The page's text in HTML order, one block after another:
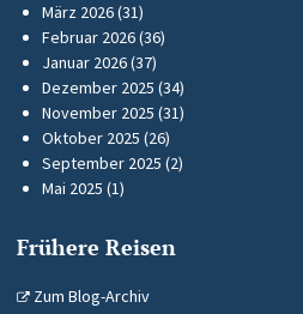
März 2026(31)
Februar 2026(36)
Januar 2026(37)
Dezember 2025 (34)
November 2025 (31)
Oktober 2025 (26)
September 2025 (2)
Mai 2025 (1)
Frühere Reisen
Zum Blog-Archiv